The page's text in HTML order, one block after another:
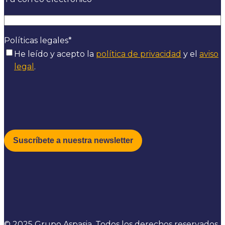
Políticas legales*
He leído y acepto la política de privacidad y el aviso
legal .